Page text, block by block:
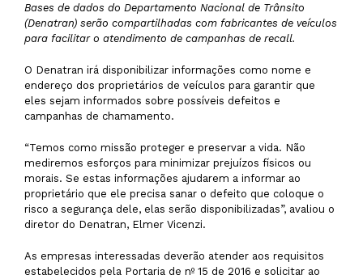
Bases de dados do Departamento Nacional de Trânsito
(Denatran) serão compartilhadas com fabricantes de veículos
para facilitar o atendimento de campanhas de recall.
O Denatran irá disponibilizar informações como nome e
endereço dos proprietários de veículos para garantir que
eles sejam informados sobre possíveis defeitos e
campanhas de chamamento.
“Temos como missão proteger e preservar a vida. Não
mediremos esforços para minimizar prejuízos físicos ou
morais. Se estas informações ajudarem a informar ao
proprietário que ele precisa sanar o defeito que coloque o
risco a segurança dele, elas serão disponibilizadas”, avaliou o
diretor do Denatran, Elmer Vicenzi.
As empresas interessadas deverão atender aos requisitos
estabelecidos pela Portaria de nº 15 de 2016 e solicitar ao